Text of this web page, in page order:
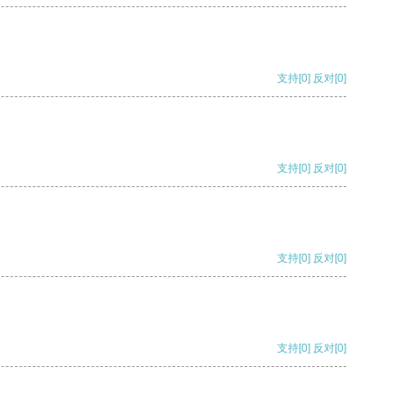
支持[0] 反对[0]
支持[0] 反对[0]
支持[0] 反对[0]
支持[0] 反对[0]